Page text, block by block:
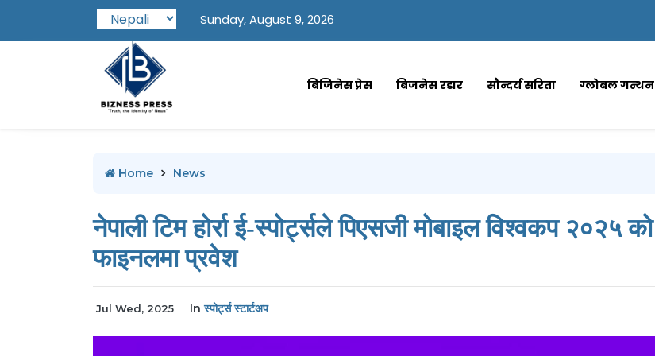
Sunday, August 9, 2026
बिजिनेस प्रेस बिजनेस रडार सौन्दर्य सरिता ग्लोबल गन्थन
Home News
नेपाली टिम होर्रा ई-स्पोर्ट्सले पिएसजी मोबाइल विश्वकप २०२५ को
फाइनलमा प्रवेश
Jul Wed, 2025 Inस्पोर्ट्स स्टार्टअप